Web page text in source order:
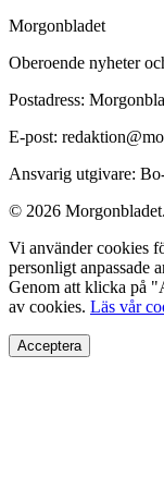
Morgonbladet
Oberoende nyheter
Postadress:
E-post:
Ansvarig utgivare:
© 2026
Vi använder cookies
personligt anpassade
Genom att klicka på
av cookies. Läs vår
Acceptera